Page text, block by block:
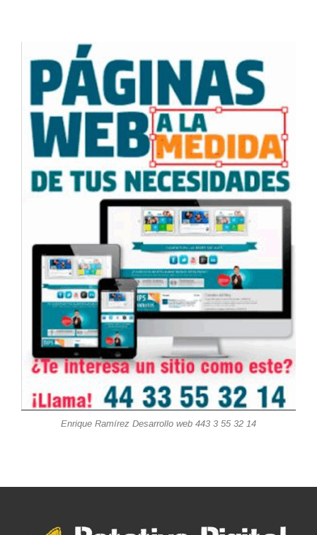
Enrique Ramírez Desarrollo web 443 3 55 32 14